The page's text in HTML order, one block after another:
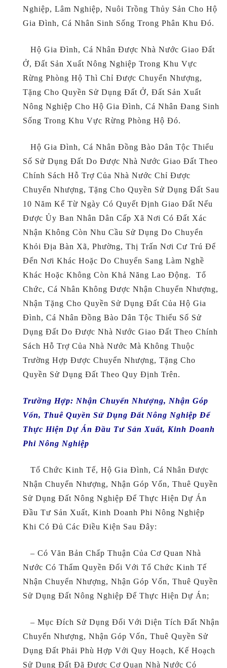
Nghiệp, Lâm Nghiệp, Nuôi Trồng Thủy Sản Cho Hộ
Gia Đình, Cá Nhân Sinh Sống Trong Phân Khu Đó.
Hộ Gia Đình, Cá Nhân Được Nhà Nước Giao Đất
Ở, Đất Sản Xuất Nông Nghiệp Trong Khu Vực
Rừng Phòng Hộ Thì Chỉ Được Chuyển Nhượng,
Tặng Cho Quyền Sử Dụng Đất Ở, Đất Sản Xuất
Nông Nghiệp Cho Hộ Gia Đình, Cá Nhân Đang Sinh
Sống Trong Khu Vực Rừng Phòng Hộ Đó.
Hộ Gia Đình, Cá Nhân Đồng Bào Dân Tộc Thiểu
Số Sử Dụng Đất Do Được Nhà Nước Giao Đất Theo
Chính Sách Hỗ Trợ Của Nhà Nước Chỉ Được
Chuyển Nhượng, Tặng Cho Quyền Sử Dụng Đất Sau
10 Năm Kể Từ Ngày Có Quyết Định Giao Đất Nếu
Được Ủy Ban Nhân Dân Cấp Xã Nơi Có Đất Xác
Nhận Không Còn Nhu Cầu Sử Dụng Do Chuyển
Khỏi Địa Bàn Xã, Phường, Thị Trấn Nơi Cư Trú Để
Đến Nơi Khác Hoặc Do Chuyển Sang Làm Nghề
Khác Hoặc Không Còn Khả Năng Lao Động. Tổ
Chức, Cá Nhân Không Được Nhận Chuyển Nhượng,
Nhận Tặng Cho Quyền Sử Dụng Đất Của Hộ Gia
Đình, Cá Nhân Đồng Bào Dân Tộc Thiểu Số Sử
Dụng Đất Do Được Nhà Nước Giao Đất Theo Chính
Sách Hỗ Trợ Của Nhà Nước Mà Không Thuộc
Trường Hợp Được Chuyển Nhượng, Tặng Cho
Quyền Sử Dụng Đất Theo Quy Định Trên.
Trường Hợp: NHận Chuyển Nhượng, Nhận Góp
Vốn, Thuê Quyền Sử Dụng Đất Nông Nghiệp Để
Thực Hiện Dự Án Đầu Tư Sản Xuất, Kinh Doanh
Phi Nông Nghiệp
Tổ Chức Kinh Tế, Hộ Gia Đình, Cá Nhân Được
Nhận Chuyển Nhượng, Nhận Góp Vốn, Thuê Quyền
Sử Dụng Đất Nông Nghiệp Để Thực Hiện Dự Án
Đầu Tư Sản Xuất, Kinh Doanh Phi Nông Nghiệp
Khi Có Đủ Các Điều Kiện Sau Đây:
– Có Văn Bản Chấp Thuận Của Cơ Quan Nhà
Nước Có Thẩm Quyền Đối Với Tổ Chức Kinh Tế
Nhận Chuyển Nhượng, Nhận Góp Vốn, Thuê Quyền
Sử Dụng Đất Nông Nghiệp Để Thực Hiện Dự Án;
– Mục Đích Sử Dụng Đối Với Diện Tích Đất Nhận
Chuyển Nhượng, Nhận Góp Vốn, Thuê Quyền Sử
Dụng Đất Phải Phù Hợp Với Quy Hoạch, Kế Hoạch
Sử Dụng Đất Đã Được Cơ Quan Nhà Nước Có